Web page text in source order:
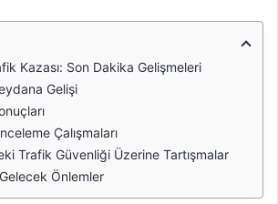
Kazası: Son Dakika Gelişmeleri
Gelişi
Çalışmaları
Trafik Güvenliği Üzerine Tartışmalar
Önlemler